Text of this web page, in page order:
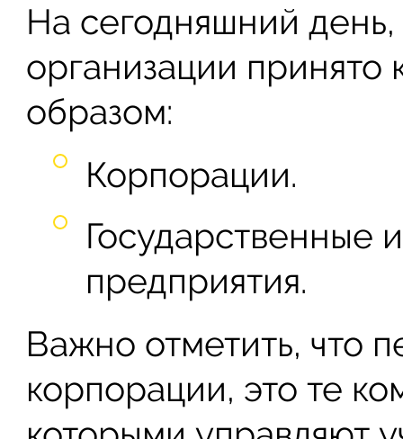
На сегодняшний
организации принято
образом:
Корпорации.
Государственные
предприятия.
Важно отметить, что
корпорации, это те